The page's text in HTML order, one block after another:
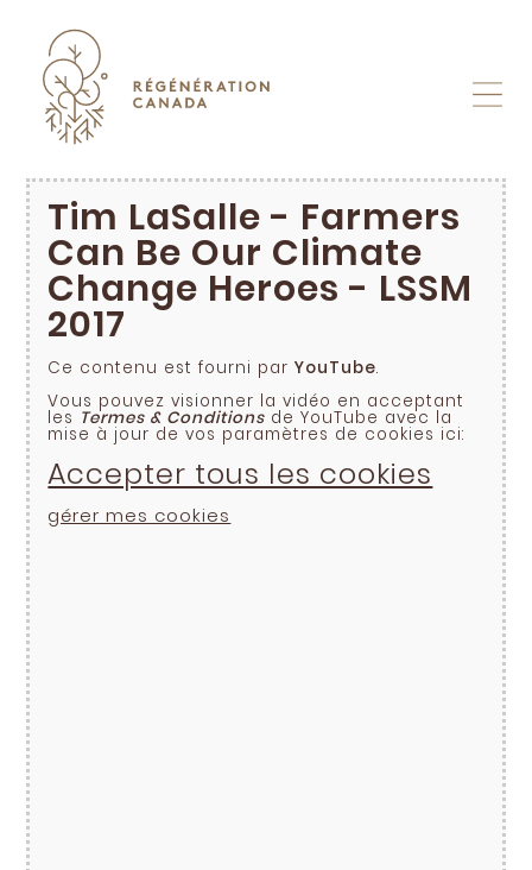
content
Tim LaSalle - Farmers
Can Be Our Climate
Change Heroes - LSSM
2017
Ce contenu est fourni parYouTube.
Vous pouvez visionner la vidéo en acceptant
les Termes & Conditions de YouTube avec la
mise à jour de vos paramètres de cookies ici:
Accepter tous les cookies
gérer mes cookies